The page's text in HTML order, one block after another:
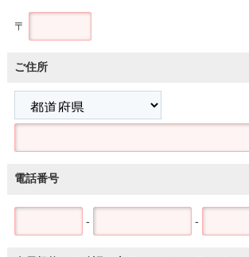
〒
ご住所
電話番号
- -